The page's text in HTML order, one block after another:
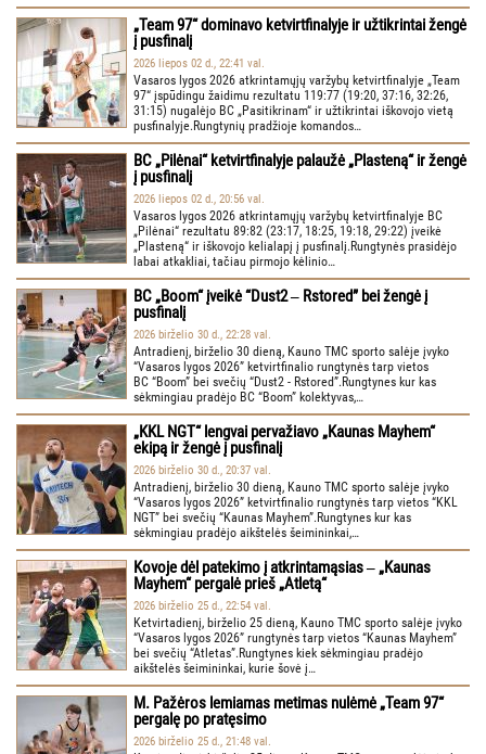
„Team 97“ dominavo ketvirtfinalyje ir užtikrintai žengė
į pusfinalį
2026 liepos 02 d., 22:41 val.
Vasaros lygos 2026 atkrintamųjų varžybų ketvirtfinalyje „Team
97“ įspūdingu žaidimu rezultatu 119:77 (19:20, 37:16, 32:26,
31:15) nugalėjo BC „Pasitikrinam“ ir užtikrintai iškovojo vietą
pusfinalyje.Rungtynių pradžioje komandos…
BC „Pilėnai“ ketvirtfinalyje palaužė „Plasteną“ ir žengė
į pusfinalį
2026 liepos 02 d., 20:56 val.
Vasaros lygos 2026 atkrintamųjų varžybų ketvirtfinalyje BC
„Pilėnai“ rezultatu 89:82 (23:17, 18:25, 19:18, 29:22) įveikė
„Plasteną“ ir iškovojo kelialapį į pusfinalį.Rungtynės prasidėjo
labai atkakliai, tačiau pirmojo kėlinio…
BC „Boom“ įveikė “Dust2 ‒ Rstored” bei žengė į
pusfinalį
2026 birželio 30 d., 22:28 val.
Antradienį, birželio 30 dieną, Kauno TMC sporto salėje įvyko
“Vasaros lygos 2026” ketvirtfinalio rungtynės tarp vietos
BC “Boom” bei svečių “Dust2 - Rstored”.Rungtynes kur kas
sėkmingiau pradėjo BC “Boom” kolektyvas,…
„KKL NGT“ lengvai pervažiavo „Kaunas Mayhem“
ekipą ir žengė į pusfinalį
2026 birželio 30 d., 20:37 val.
Antradienį, birželio 30 dieną, Kauno TMC sporto salėje įvyko
“Vasaros lygos 2026” ketvirtfinalio rungtynės tarp vietos “KKL
NGT” bei svečių “Kaunas Mayhem”.Rungtynes kur kas
sėkmingiau pradėjo aikštelės šeimininkai,…
Kovoje dėl patekimo į atkrintamąsias ‒ „Kaunas
Mayhem“ pergalė prieš „Atletą“
2026 birželio 25 d., 22:54 val.
Ketvirtadienį, birželio 25 dieną, Kauno TMC sporto salėje įvyko
“Vasaros lygos 2026” rungtynės tarp vietos “Kaunas Mayhem”
bei svečių “Atletas”.Rungtynes kiek sėkmingiau pradėjo
aikštelės šeimininkai, kurie šovė į…
M. Pažėros lemiamas metimas nulėmė „Team 97“
pergalę po pratęsimo
2026 birželio 25 d., 21:48 val.